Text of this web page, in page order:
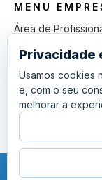
MENU
Área de
Como Funciona
Lista de Pedidos
Como Ganhar
Perguntas
Privacidade
Usamos cookies
e, com o seu
melhorar a